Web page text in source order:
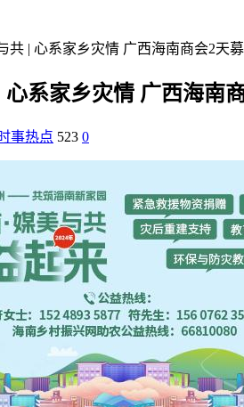
共 | 心系家乡灾情 广西海南商会2天
心系家乡灾情 广西海南
事热点 523 0